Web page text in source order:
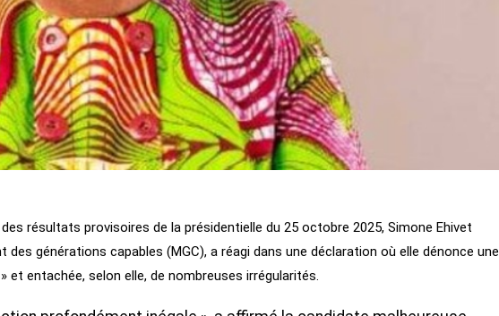
résultats provisoires de la présidentielle du 25 octobre 2025, Simone Ehivet
des générations capables (MGC), a réagi dans une déclaration où elle dénonce une
et entachée, selon elle, de nombreuses irrégularités.